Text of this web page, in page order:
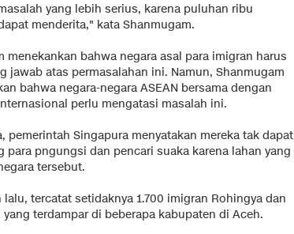
yang lebih serius, karena puluhan ribu
menderita," kata Shanmugam.
menekankan bahwa negara asal para imigran harus
jawab atas permasalahan ini. Namun, Shanmugam
bahwa negara-negara ASEAN bersama dengan
perlu mengatasi masalah ini.
pemerintah Singapura menyatakan mereka tak dapat
para pngungsi dan pencari suaka karena lahan yang
tersebut.
lalu, tercatat setidaknya 1.700 imigran Rohingya dan
yang terdampar di beberapa kabupaten di Aceh.